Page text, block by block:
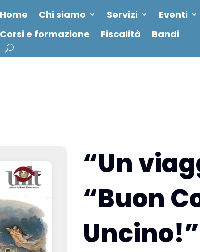
Home Chi siamo Servizi Eventi
Corsi e formazione
Fiscalità Bandi
“Un
“Buon
Uncino!”